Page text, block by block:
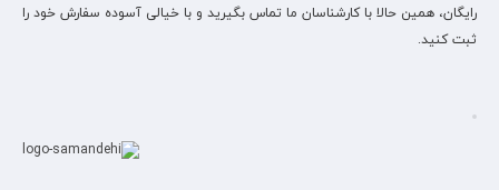
رایگان، همین حالا با کارشناسان ما تماس بگیرید و با خیالی آسوده سفارش خود را
ثبت کنید.